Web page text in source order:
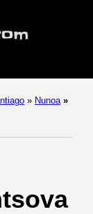
» Nunoa »